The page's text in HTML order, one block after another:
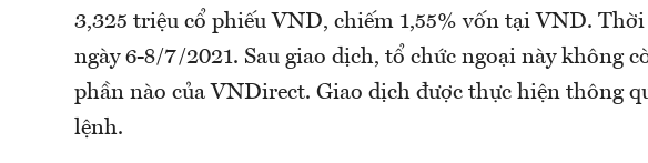
3,325 triệu cổ phiếu VND, chiếm 1,55% vốn tại VND.
ngày 6-8/7/2021. Sau giao dịch, tổ chức ngoại này không
phần nào của VNDirect. Giao dịch được thực hiện thông
lệnh.